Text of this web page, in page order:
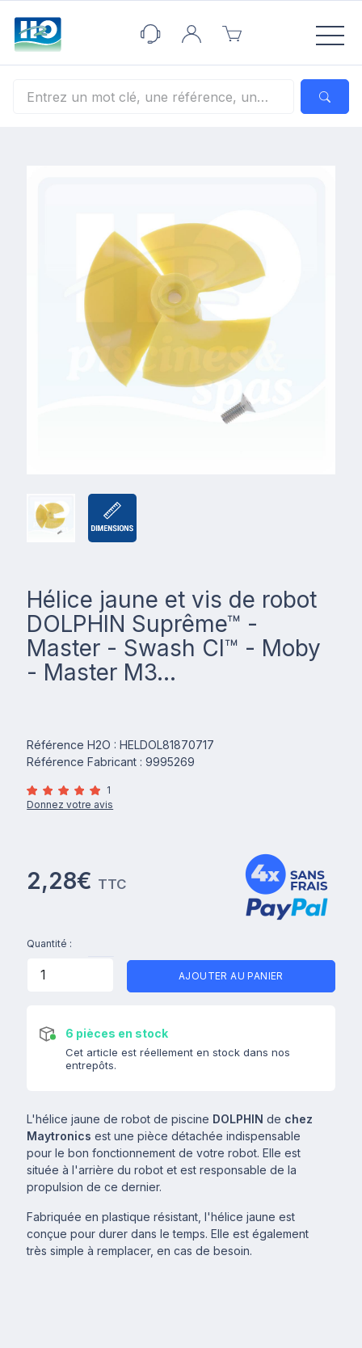
Hélice jaune et vis de robot
DOLPHIN Suprême™ -
Master - Swash Cl™ - Moby
- Master M3...
Référence H2O : HELDOL81870717
Référence Fabricant : 9995269
1
Donnez votre avis
2,28€ TTC
Quantité :
AJOUTER AU PANIER
6 pièces en stock
Cet article est réellement en stock dans nos
entrepôts.
L'hélice jaune de robot de piscine DOLPHINde chez
Maytronicsest une pièce détachée indispensable
pour le bon fonctionnement de votre robot. Elle est
située à l'arrière du robot et est responsable de la
propulsion de ce dernier.
Fabriquée en plastique résistant, l'hélice jaune est
conçue pour durer dans le temps. Elle est également
très simple à remplacer, en cas de besoin.